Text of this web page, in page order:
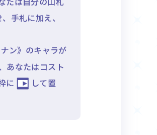
手札に加え、
ン》のキャラが
あなたはコスト
に
して置